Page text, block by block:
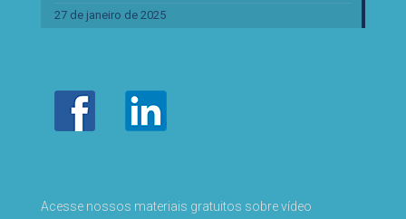
27 de janeiro de 2025
Acesse nossos materiais gratuitos sobre vídeo